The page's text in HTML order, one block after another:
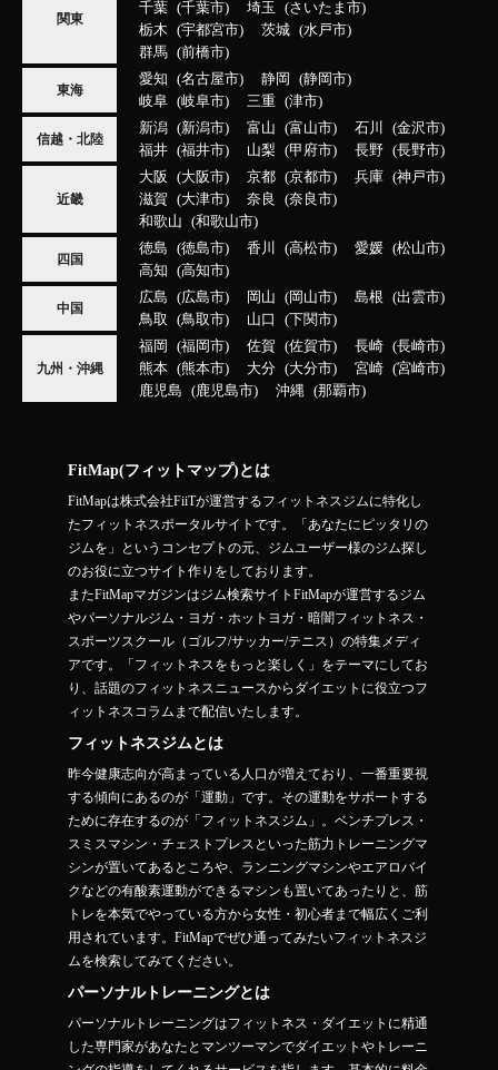
関東
千葉
千葉市 埼玉
さいたま市
栃木
宇都宮市 茨城
水戸市
群馬
前橋市
東海
愛知 名古屋市 静岡
静岡市
岐阜
岐阜市 三重 津市
信越・北陸
新潟 新潟市 富山 富山市 石川
金沢市
福井
福井市 山梨 甲府市 長野 長野市
近畿
大阪 大阪市 京都 京都市 兵庫
神戸市
滋賀
大津市 奈良
奈良市
和歌山
和歌山市
四国
徳島 徳島市 香川 高松市 愛媛
松山市
高知
高知市
中国
広島 広島市 岡山 岡山市 島根
出雲市
鳥取
鳥取市 山口 下関市
九州・沖縄
福岡 福岡市 佐賀 佐賀市 長崎
長崎市
熊本
熊本市 大分 大分市 宮崎
宮崎市
鹿児島
鹿児島市 沖縄 那覇市
FitMap(フィットマップ)とは
FitMapは株式会社FiiTが運営するフィットネスジムに特化し
たフィットネスポータルサイトです。「あなたにピッタリの
ジムを」というコンセプトの元、ジムユーザー様のジム探し
のお役に立つサイト作りをしております。
またFitMapマガジンはジム検索サイトFitMapが運営するジム
やパーソナルジム・ヨガ・ホットヨガ・暗闇フィットネス・
スポーツスクール（ゴルフ/サッカー/テニス）の特集メディ
アです。「フィットネスをもっと楽しく」をテーマにしてお
り、話題のフィットネスニュースからダイエットに役立つフ
ィットネスコラムまで配信いたします。
フィットネスジムとは
昨今健康志向が高まっている人口が増えており、一番重要視
する傾向にあるのが「運動」です。その運動をサポートする
ために存在するのが「フィットネスジム」。ベンチプレス・
スミスマシン・チェストプレスといった筋力トレーニングマ
シンが置いてあるところや、ランニングマシンやエアロバイ
クなどの有酸素運動ができるマシンも置いてあったりと、筋
トレを本気でやっている方から女性・初心者まで幅広くご利
用されています。FitMapでぜひ通ってみたいフィットネスジ
ムを検索してみてください。
パーソナルトレーニングとは
パーソナルトレーニングはフィットネス・ダイエットに精通
した専門家があなたとマンツーマンでダイエットやトレーニ